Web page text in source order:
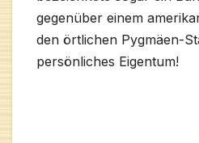
gegenüber einem
den örtlichen Pygmäen-
persönliches Eigentum!